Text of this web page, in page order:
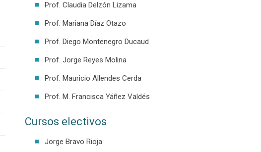
Prof. Claudia Delzón Lizama
Prof. Mariana Díaz Otazo
Prof. Diego Montenegro Ducaud
Prof. Jorge Reyes Molina
Prof. Mauricio Allendes Cerda
Prof. M. Francisca Yáñez Valdés
Cursos electivos
Jorge Bravo Rioja